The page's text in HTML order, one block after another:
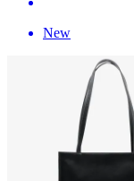
New